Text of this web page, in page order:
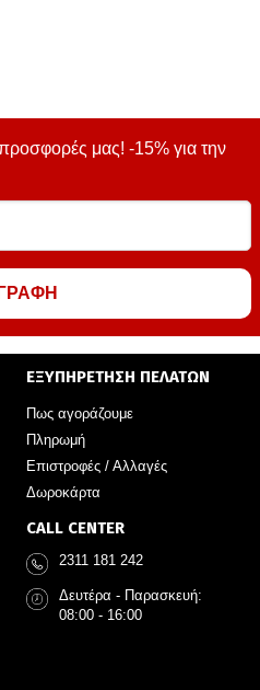
μας! -15% για την
ΕΞΥΠΗΡΕΤΗΣΗ ΠΕΛΑΤΩΝ
Πως αγοράζουμε
Πληρωμή
Επιστροφές / Αλλαγές
Δωροκάρτα
CALL CENTER
2311 181 242
Δευτέρα - Παρασκευή:
08:00 - 16:00